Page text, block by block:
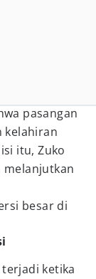
pasangan
kelahiran
itu, Zuko
melanjutkan
besar di
ketika